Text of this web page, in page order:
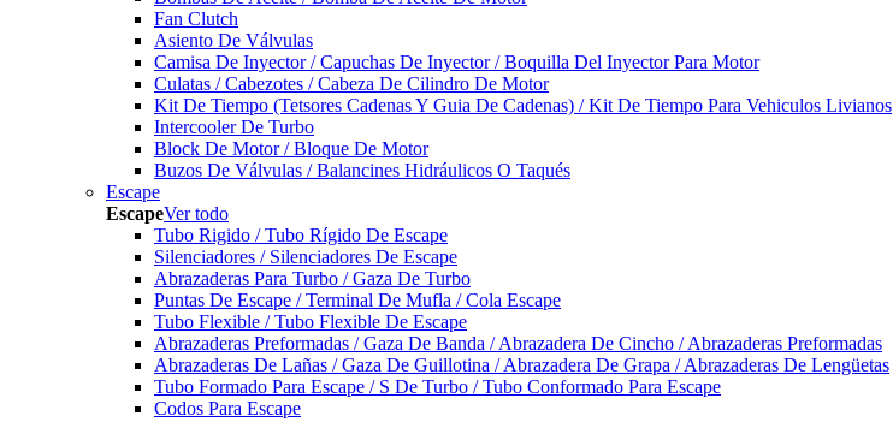
Fan Clutch
Asiento De Válvulas
Camisa De Inyector / Capuchas De Inyector / Boquilla Del Inyector Para Motor
Culatas / Cabezotes / Cabeza De Cilindro De Motor
Kit De Tiempo (Tetsores Cadenas Y Guia De Cadenas) / Kit De Tiempo Para Vehiculos Livianos
Intercooler De Turbo
Block De Motor / Bloque De Motor
Buzos De Válvulas / Balancines Hidráulicos O Taqués
Escape
EscapeVer todo
Tubo Rigido / Tubo Rígido De Escape
Silenciadores / Silenciadores De Escape
Abrazaderas Para Turbo / Gaza De Turbo
Puntas De Escape / Terminal De Mufla / Cola Escape
Tubo Flexible / Tubo Flexible De Escape
Abrazaderas Preformadas / Gaza De Banda / Abrazadera De Cincho / Abrazaderas Preformadas
Abrazaderas De Lañas / Gaza De Guillotina / Abrazadera De Grapa / Abrazaderas De Lengüetas
Tubo Formado Para Escape / S De Turbo / Tubo Conformado Para Escape
Codos Para Escape